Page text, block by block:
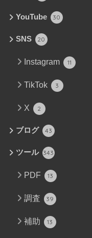
YouTube 30
SNS 20
Instagram 11
TikTok 3
X 2
ブログ 43
ツール 343
PDF 13
調査 39
補助 13